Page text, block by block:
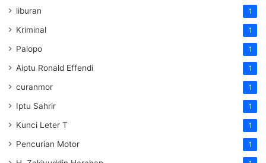
liburan 1
Kriminal 1
Palopo 1
Aiptu Ronald Effendi 1
curanmor 1
Iptu Sahrir 1
Kunci Leter T 1
Pencurian Motor 1